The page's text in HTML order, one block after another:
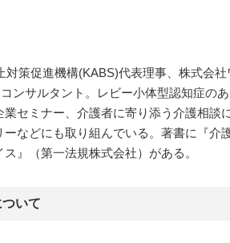
策促進機構(KABS)代表理事、株式会
ンサルタント。レビー小体型認知症の
セミナー、介護者に寄り添う介護相
などにも取り組んでいる。著書に『
』（第一法規株式会社）がある。
いて